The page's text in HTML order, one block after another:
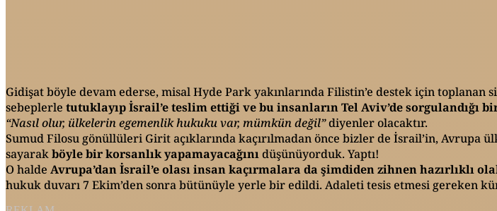
Gidişat böyle devam ederse, misal Hyde Park yakınlarında Filistin’e destek için toplanan
sebeplerle tutuklayıp İsrail’e teslim ettiği ve bu insanların Tel Aviv’de sorgulandığı
“Nasıl olur, ülkelerin egemenlik hukuku var, mümkün değil”diyenler olacaktır.
Sumud Filosu gönüllüleri Girit açıklarında kaçırılmadan önce bizler de İsrail’in, Avrupa
sayarakböyle bir korsanlık yapamayacağınıdüşünüyorduk. Yaptı!
O halde Avrupa’dan İsrail’e olası insan kaçırmalara da şimdiden zihnen hazırlıklı
hukuk duvarı 7 Ekim’den sonra bütünüyle yerle bir edildi. Adaleti tesis etmesi gereken